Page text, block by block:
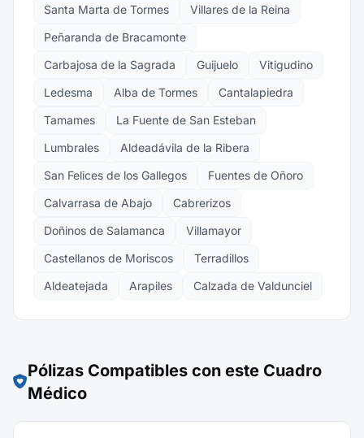
Santa Marta de Tormes
Villares de la Reina
Peñaranda de Bracamonte
Carbajosa de la Sagrada
Guijuelo
Vitigudino
Ledesma
Alba de Tormes
Cantalapiedra
Tamames
La Fuente de San Esteban
Lumbrales
Aldeadávila de la Ribera
San Felices de los Gallegos
Fuentes de Oñoro
Calvarrasa de Abajo
Cabrerizos
Doñinos de Salamanca
Villamayor
Castellanos de Moriscos
Terradillos
Aldeatejada
Arapiles Calzada de Valdunciel
Pólizas Compatibles con este Cuadro
Médico